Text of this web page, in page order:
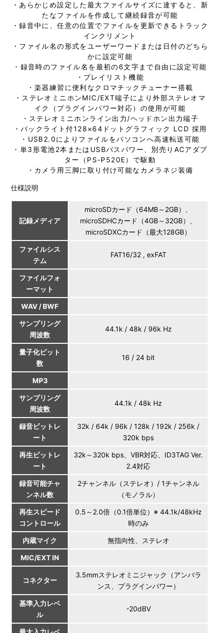
・あらかじめ設定した最大ファイルサイズに達すると、新
たなファイルを作成して継続録音が可能
・録音中に、任意の位置でファイルを更新できるトラック
インクリメント
・ファイル名の形式をユーザーワードまたは日付のどちら
かに設定可能
・録音時のファイル名を最初の6文字まで自由に設定可能
・プレイリスト機能
・楽器練習に便利なクロマチックチューナー搭載
・ステレオミニホンMIC/EXT端子により外部ステレオマ
イク（プラグインパワー対応）の使用が可能
・ステレオミニホンライン出力/ヘッドホン出力端子
・バックライト付128×64ドットグラフィック LCD 採用
・USB2.0によりファイルをパソコンへ高速転送可能
・単3形電池2本またはUSBバスパワー、別売りACアダプ
ター（PS-P520E）で駆動
・カメラ用三脚に取り付け可能なカメラネジ装備
仕様説明
記録メディア
microSDカード（64MB～2GB）、
microSDHCカード（4GB～32GB）、
microSDXCカード（最大128GB）
ファイルシス
テム
FAT16/32 , exFAT
ファイルフォ
ーマット
WAV / BWF
サンプリング
周波数
44.1k / 48k / 96k Hz
量子化ビット
数
16 / 24 bit
MP3
サンプリング
周波数
44.1k / 48k Hz
録音ビットレ
ート
32k / 64k / 96k / 128k / 192k / 256k /
320k bps
再生ビットレ
ート
32k～320k bps、VBR対応、ID3TAG Ver.
2.4対応
録音可能チャ
ンネル数
2チャンネル（ステレオ）/ 1チャンネル
（モノラル）
再生スピード
コントロール
0.5～2.0倍（0.1倍単位）※ 44.1k/48kHz
時のみ
内蔵マイク 無指向性、ステレオ
MIC/EXT IN
コネクター
3.5mmステレオミニジャック（アンバラ
ンス、プラグインパワー）
基準入力レベ
ル
-20dBV